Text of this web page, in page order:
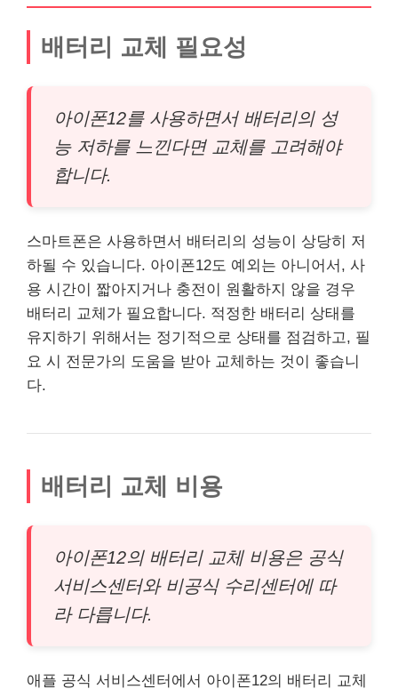
배터리 교체 필요성
아이폰12를 사용하면서 배터리의 성
능 저하를 느낀다면 교체를 고려해야
합니다.
스마트폰은 사용하면서 배터리의 성능이 상당히 저
하될 수 있습니다. 아이폰12도 예외는 아니어서, 사
용 시간이 짧아지거나 충전이 원활하지 않을 경우
배터리 교체가 필요합니다. 적정한 배터리 상태를
유지하기 위해서는 정기적으로 상태를 점검하고, 필
요 시 전문가의 도움을 받아 교체하는 것이 좋습니
다.
배터리 교체 비용
아이폰12의 배터리 교체 비용은 공식
서비스센터와 비공식 수리센터에 따
라 다릅니다.
애플 공식 서비스센터에서 아이폰12의 배터리 교체